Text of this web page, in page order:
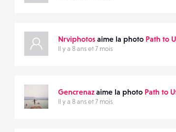
Nrviphotos aime la photo Path to
Il y a 8 ans et 7 mois
Gencrenaz aime la photo Path to
Il y a 8 ans et 7 mois